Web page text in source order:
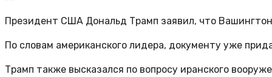
Президент США Дональд Трамп заявил, что
По словам американского лидера, документу уже
Трамп также высказался по вопросу иранского